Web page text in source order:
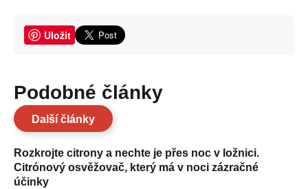
Uložit
Podobné články
Další články
Rozkrojte citrony a nechte je přes noc v ložnici.
Citrónový osvěžovač, který má v noci zázračné
účinky